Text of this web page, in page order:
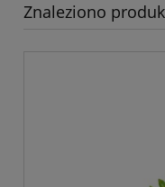
Znaleziono